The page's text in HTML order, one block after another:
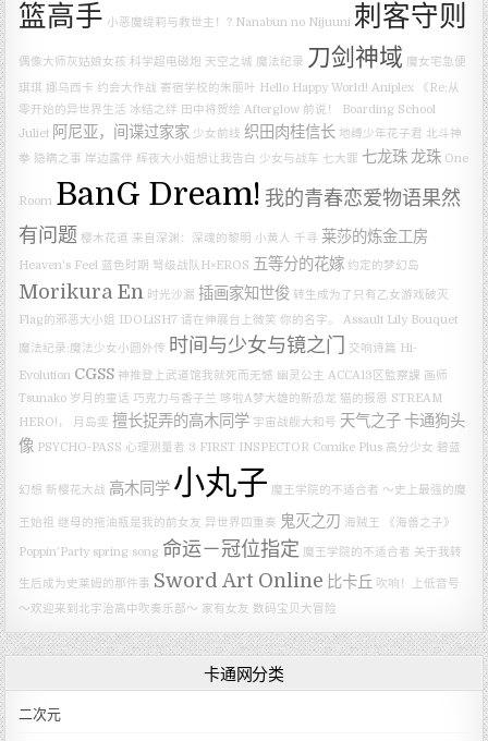
篮高手 小恶魔缇莉与救世主！? Nanabun no Nijuuni 刺客守则
偶像大师灰姑娘女孩 科学超电磁炮 天空之城 魔法纪录 刀剑神域 魔女宅急便
琪琪 娜乌西卡 约会大作战 寄宿学校的朱丽叶 Hello Happy World! Aniplex
《Re:从
零开始的异世界生活 冰结之绊 田中将贺绘 Afterglow 前说！
Boarding School
Juliet 阿尼亚，间谍过家家 少女前线 织田肉桂信长 地缚少年花子君 北斗神
拳 隐瞒之事 岸边露伴 辉夜大小姐想让我告白 少女与战车 七大罪 七龙珠 龙珠 One
Room BanG Dream! 我的青春恋爱物语果然
有问题 樱木花道 来自深渊：深魂的黎明 小黄人 千寻 莱莎的炼金工房
Heaven's Feel 蓝色时期 弩级战队H×EROS 五等分的花嫁 约定的梦幻岛
Morikura En 时光沙漏 插画家知世俊 转生成为了只有乙女游戏破灭
Flag的邪恶大小姐 IDOLiSH7 请在伸展台上微笑 你的名字。
Assault Lily Bouquet
魔法纪录:魔法少女小圆外传 时间与少女与镜之门
交响诗篇 Hi-
Evolution CGSS 神推登上武道馆我就死而无憾 幽灵公主 ACCA13区監察課 画师
Tsunako 岁月的童话 巧克力与香子兰 哆啦A梦大雄的新恐龙 猫的报恩 STREAM
HERO!，
月岛雯 擅长捉弄的高木同学 宇宙战舰大和号 天气之子 卡通狗头
像 PSYCHO-PASS 心理测量者 3 FIRST INSPECTOR Comike Plus 高分少女 碧蓝
幻想 新樱花大战 高木同学 小丸子 魔王学院的不适合者 ～史上最强的魔
王始祖 继母的拖油瓶是我的前女友 异世界四重奏 鬼灭之刃 海贼王 《海兽之子》
Poppin’Party spring song 命运－冠位指定 魔王学院的不适合者 关于我转
生后成为史莱姆的那件事 Sword Art Online 比卡丘 吹响！上低音号
～欢迎来到北宇治高中吹奏乐部～ 家有女友 数码宝贝大冒险
卡通网分类
二次元